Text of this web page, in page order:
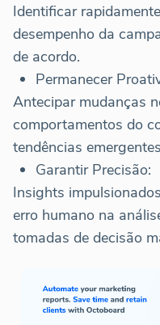
Identificar
desempenho da
de acordo.
Permanecer
Antecipar mudanças
comportamentos do
tendências
Garantir Precisão:
Insights
erro humano na
tomadas de decisão